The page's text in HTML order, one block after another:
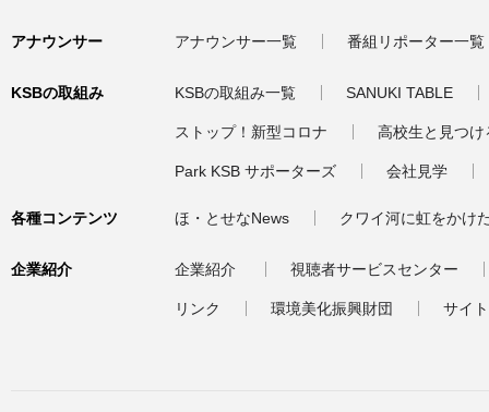
アナウンサー アナウンサー一覧 番組リポーター一覧
KSBの取組み KSBの取組み一覧 SANUKI TABLE
ストップ！新型コロナ 高校生と見つ
Park KSB サポーターズ 会社見学
各種コンテンツ ほ・とせなNews クワイ河に虹をかけ
企業紹介 企業紹介 視聴者サービスセンター
リンク 環境美化振興財団 サイ